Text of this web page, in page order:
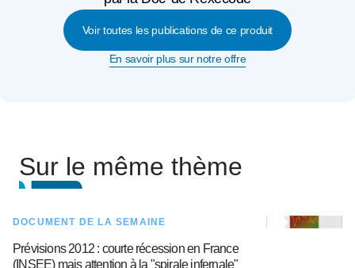
Voir toutes les publications de ce produit
En savoir plus sur notre offre
Sur le même thème
DOCUMENT DE LA SEMAINE
Prévisions 2012 : courte récession en France
(INSEE) mais attention à la "spirale infernale"